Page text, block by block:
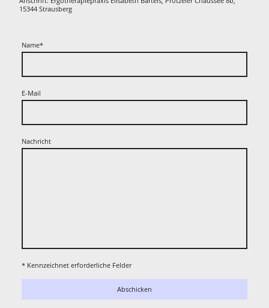
15344 Strausberg
Name*
E-Mail
Nachricht
* Kennzeichnet erforderliche Felder
Abschicken